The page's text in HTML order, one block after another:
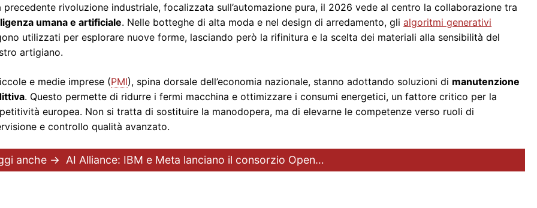
precedente rivoluzione industriale, focalizzata sull’automazione pura, il 2026 vede al centro la collaborazione tra
umana e artificiale. Nelle botteghe di alta moda e nel design di arredamento, glialgoritmi generativi
utilizzati per esplorare nuove forme, lasciando però la rifinitura e la scelta dei materiali alla sensibilità del
artigiano.
e medie imprese (PMI), spina dorsale dell’economia nazionale, stanno adottando soluzioni di manutenzione
. Questo permette di ridurre i fermi macchina e ottimizzare i consumi energetici, un fattore critico per la
europea. Non si tratta di sostituire la manodopera, ma di elevarne le competenze verso ruoli di
e controllo qualità avanzato.
anche → AI Alliance: IBM e Meta lanciano il consorzio Open…